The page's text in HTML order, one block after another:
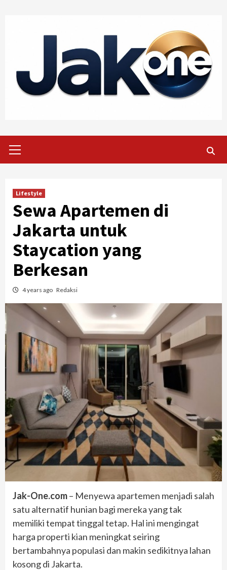
Menu
Lifestyle
Sewa Apartemen di
Jakarta untuk
Staycation yang
Berkesan
4 years ago Redaksi
Jak-One.com– Menyewa apartemen menjadi salah
satu alternatif hunian bagi mereka yang tak
memiliki tempat tinggal tetap. Hal ini mengingat
harga properti kian meningkat seiring
bertambahnya populasi dan makin sedikitnya lahan
kosong di Jakarta.